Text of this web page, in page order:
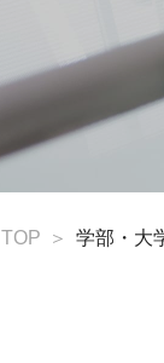
TOP 学部・大